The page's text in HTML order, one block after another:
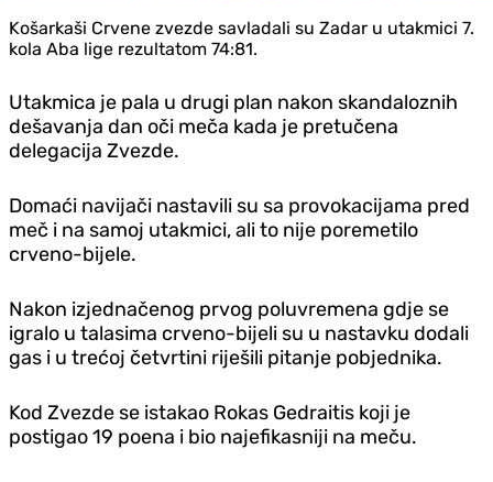
Košarkaši Crvene zvezde savladali su Zadar u utakmici 7.
kola Aba lige rezultatom 74:81.
Utakmica je pala u drugi plan nakon skandaloznih
dešavanja dan oči meča kada je pretučena
delegacija Zvezde.
Domaći navijači nastavili su sa provokacijama pred
meč i na samoj utakmici, ali to nije poremetilo
crveno-bijele.
Nakon izjednačenog prvog poluvremena gdje se
igralo u talasima crveno-bijeli su u nastavku dodali
gas i u trećoj četvrtini riješili pitanje pobjednika.
Kod Zvezde se istakao Rokas Gedraitis koji je
postigao 19 poena i bio najefikasniji na meču.